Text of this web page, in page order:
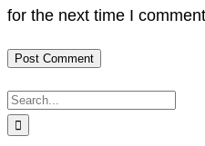
for the next time I
Search
for: